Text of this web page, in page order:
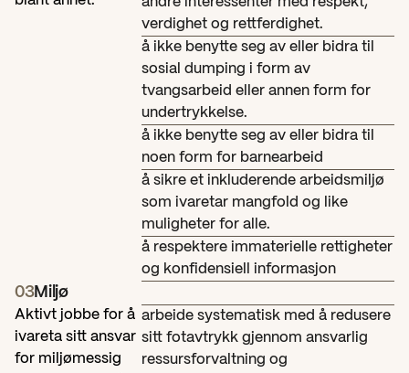
verdighet og rettferdighet.
å ikke benytte seg av eller bidra til
sosial dumping i form av
tvangsarbeid eller annen form for
undertrykkelse.
å ikke benytte seg av eller bidra til
noen form for barnearbeid
å sikre et inkluderende arbeidsmiljø
som ivaretar mangfold og like
muligheter for alle.
å respektere immaterielle rettigheter
og konfidensiell informasjon
03Miljø
Aktivt jobbe for å
ivareta sitt ansvar
for miljømessig
arbeide systematisk med å redusere
sitt fotavtrykk gjennom ansvarlig
ressursforvaltning og